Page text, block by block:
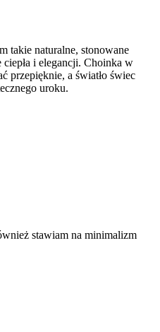
takie naturalne, stonowane
i elegancji. Choinka w
przepięknie, a światło świec
uroku.
stawiam na minimalizm